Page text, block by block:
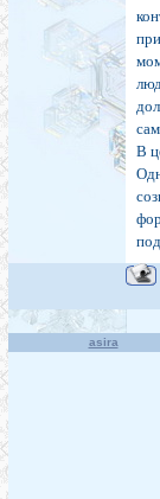
В
asira